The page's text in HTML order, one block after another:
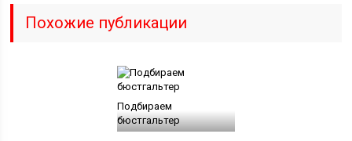
Похожие публикации
Подбираем
бюстгальтер